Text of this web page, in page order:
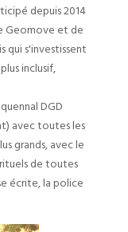
depuis 2014
Geomove et de
qui s'investissent
inclusif,
DGD
avec toutes les
grands, avec le
de toutes
écrite, la police